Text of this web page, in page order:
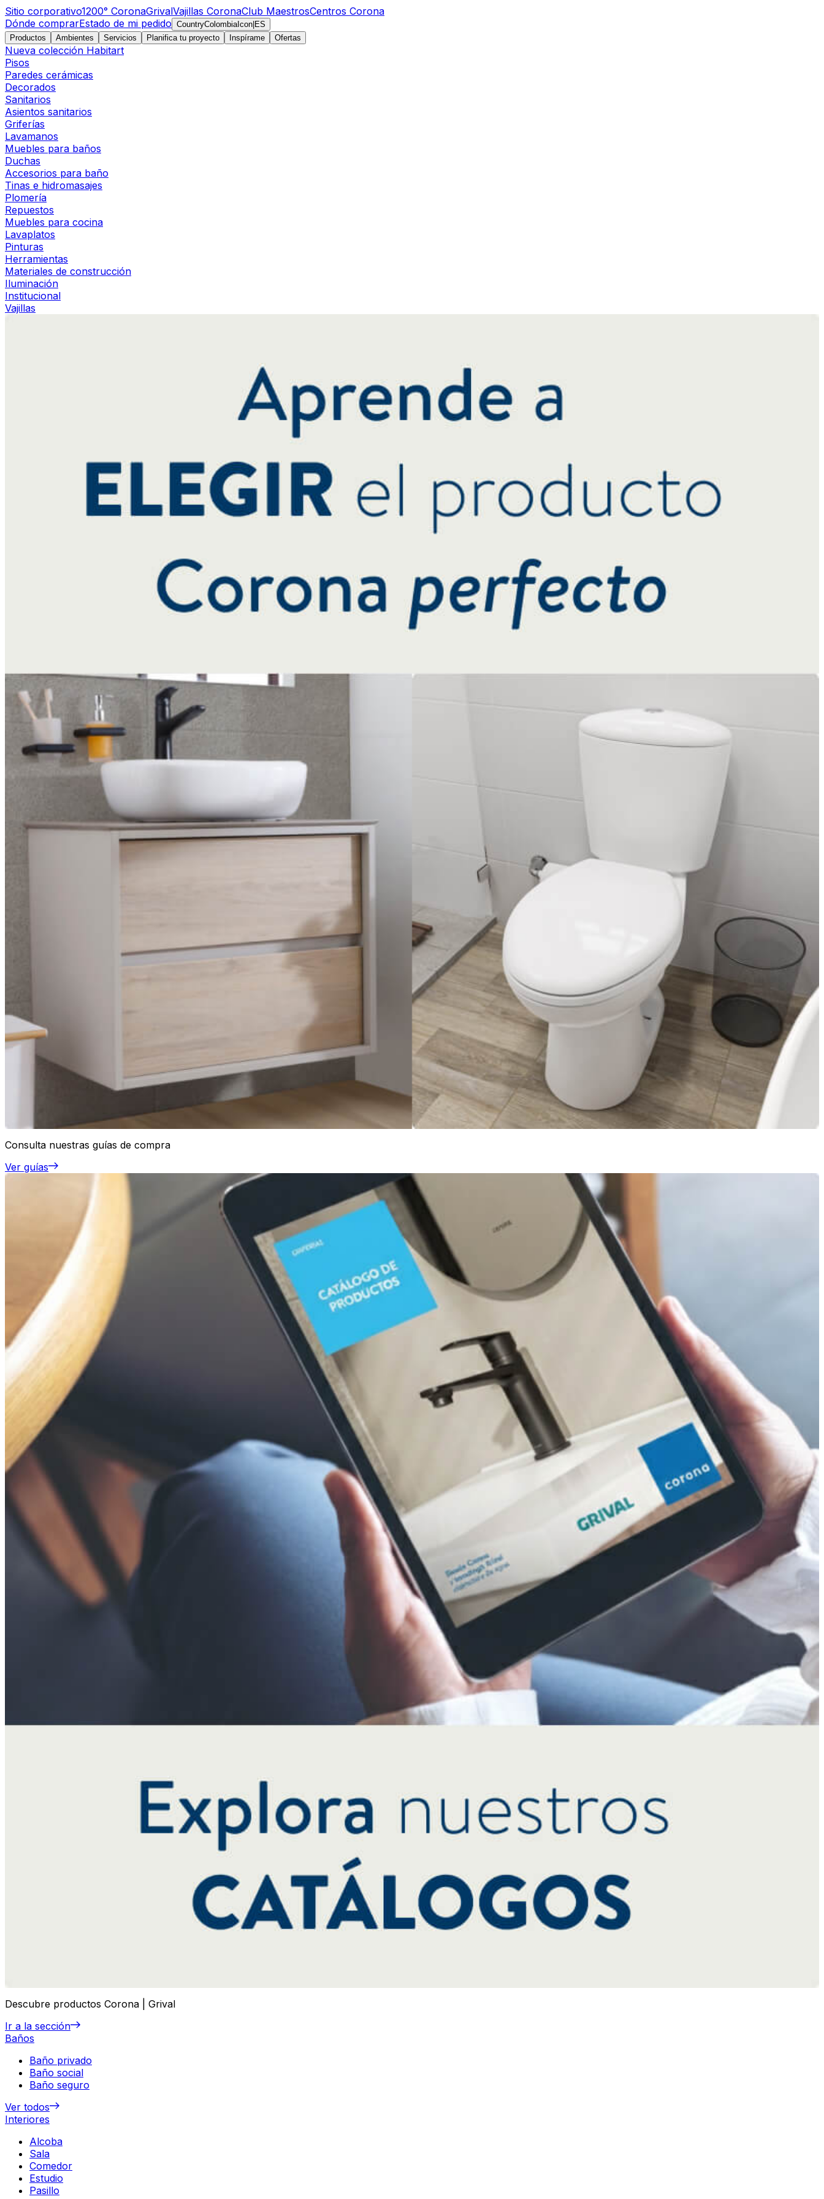
Sitio corporativo1200° CoronaGrivalVajillas CoronaClub MaestrosCentros Corona
Dónde comprarEstado de mi pedido CountryColombiaIcon ES
Productos
Ambientes Servicios Planifica tu proyecto Inspírame Ofertas
Nueva colección Habitart
Pisos
Paredes cerámicas
Decorados
Sanitarios
Asientos sanitarios
Griferías
Lavamanos
Muebles para baños
Duchas
Accesorios para baño
Tinas e hidromasajes
Plomería
Repuestos
Muebles para cocina
Lavaplatos
Pinturas
Herramientas
Materiales de construcción
Iluminación
Institucional
Vajillas
Consulta nuestras guías de compra
Ver guías
Descubre productos Corona | Grival
Ir a la sección
Baños
Baño privado
Baño social
Baño seguro
Ver todos
Interiores
Alcoba
Sala
Comedor
Estudio
Pasillo